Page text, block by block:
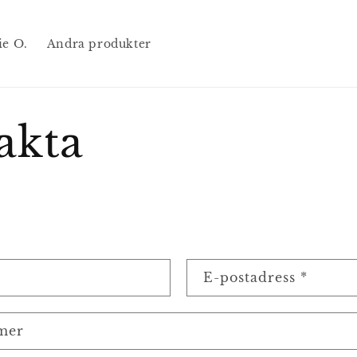
O. Andra produkter
E-postadress *